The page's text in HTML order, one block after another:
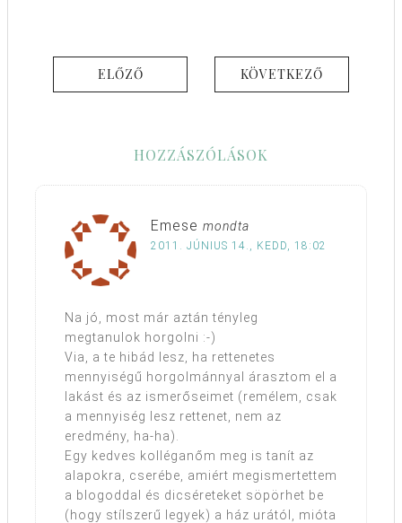
ELŐZŐ KÖVETKEZŐ
HOZZÁSZÓLÁSOK
Emese mondta
2011. JÚNIUS 14., KEDD, 18:02
Na jó, most már aztán tényleg
megtanulok horgolni :-)
Via, a te hibád lesz, ha rettenetes
mennyiségű horgolmánnyal árasztom el a
lakást és az ismerőseimet (remélem, csak
a mennyiség lesz rettenet, nem az
eredmény, ha-ha).
Egy kedves kolléganőm meg is tanít az
alapokra, cserébe, amiért megismertettem
a blogoddal és dicséreteket söpörhet be
(hogy stílszerű legyek) a ház urától, mióta